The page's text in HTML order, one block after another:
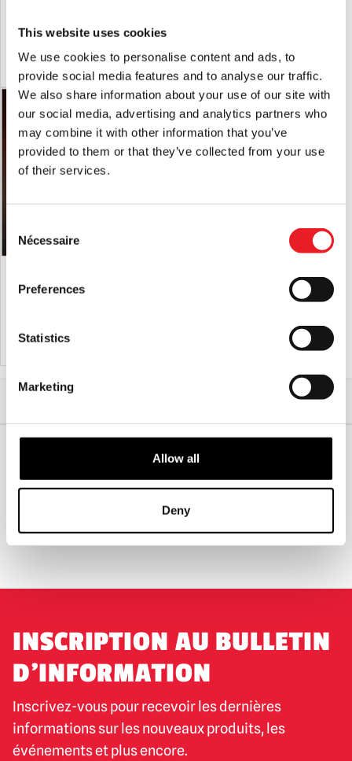
This website uses cookies
We use cookies to personalise content and ads, to
provide social media features and to analyse our traffic.
We also share information about your use of our site with
our social media, advertising and analytics partners who
may combine it with other information that you’ve
provided to them or that they’ve collected from your use
of their services.
Selection
Nécessaire
Preferences
Statistics
Marketing
Allow all
Deny
AJOUTER AU PANIER VOIR LE PRODUIT AJOUTER AU PANIER VOIR LE PRODUIT
AJOUTER AU PANIER VOIR LE PRODUIT
Accueil Cadeaux d'horreur
EXPÉDITION DANS LE MONDE ENTIER
LA PLUS GRANDE GAMME DU
ROYAUME-UNI
ÉCHANGE OU RETOUR DEMANDES SUR MESURE
INSCRIPTION AU BULLETIN
D'INFORMATION
Inscrivez-vous pour recevoir les dernières
informations sur les nouveaux produits, les
événements et plus encore.